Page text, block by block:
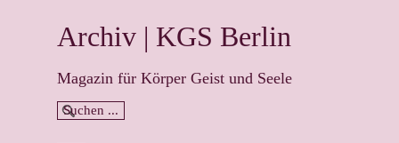
Archiv | KGS Berlin
Magazin für Körper Geist und Seele
Suchen ...